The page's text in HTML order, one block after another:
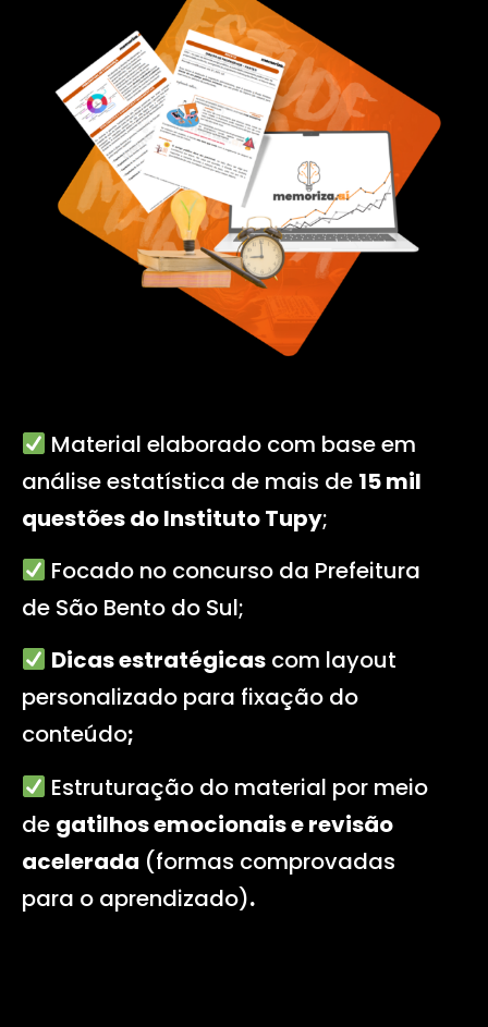
Material elaborado com base em
análise estatística de mais de 15 mil
questões do Instituto Tupy;
Focado no concurso da Prefeitura
de São Bento do Sul;
Dicas estratégicascom layout
personalizado para fixação do
conteúdo;
Estruturação do material por meio
de gatilhos emocionais e revisão
acelerada (formas comprovadas
para o aprendizado).